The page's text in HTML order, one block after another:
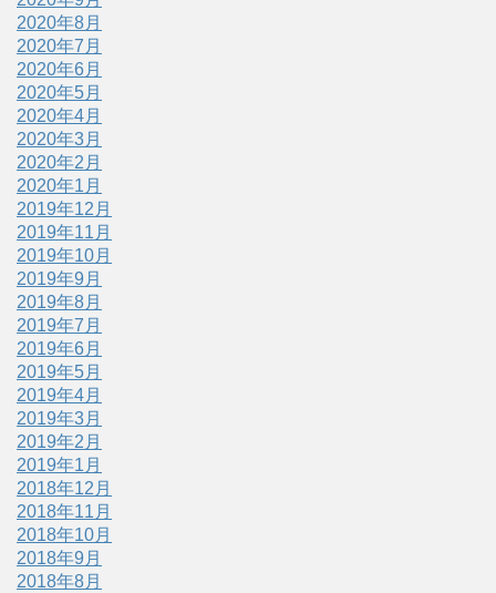
2020年8月
2020年7月
2020年6月
2020年5月
2020年4月
2020年3月
2020年2月
2020年1月
2019年12月
2019年11月
2019年10月
2019年9月
2019年8月
2019年7月
2019年6月
2019年5月
2019年4月
2019年3月
2019年2月
2019年1月
2018年12月
2018年11月
2018年10月
2018年9月
2018年8月